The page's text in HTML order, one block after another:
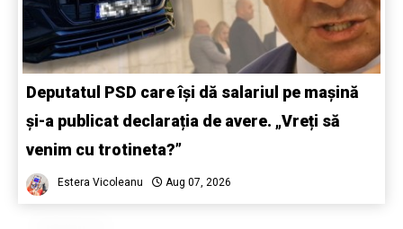
Deputatul PSD care își dă salariul pe mașină
și-a publicat declarația de avere. „Vreți să
venim cu trotineta?”
Estera Vicoleanu Aug 07, 2026